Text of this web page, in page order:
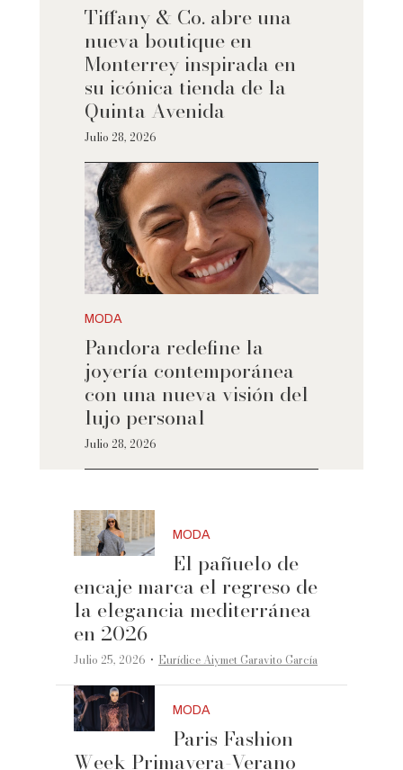
Tiffany & Co. abre una
nueva boutique en
Monterrey inspirada en
su icónica tienda de la
Quinta Avenida
Julio 28, 2026
MODA
Pandora redefine la
joyería contemporánea
con una nueva visión del
lujo personal
Julio 28, 2026
MODA
El pañuelo de
encaje marca el regreso de
la elegancia mediterránea
en 2026
Julio 25, 2026 ·Eurídice Aiymet Garavito García
MODA
Paris Fashion
Week Primavera-Verano